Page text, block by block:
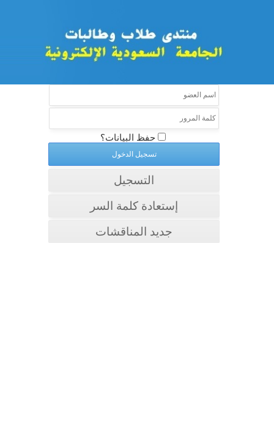
حفظ البيانات؟
التسجيل
إستعادة كلمة السر
جديد المناقشات